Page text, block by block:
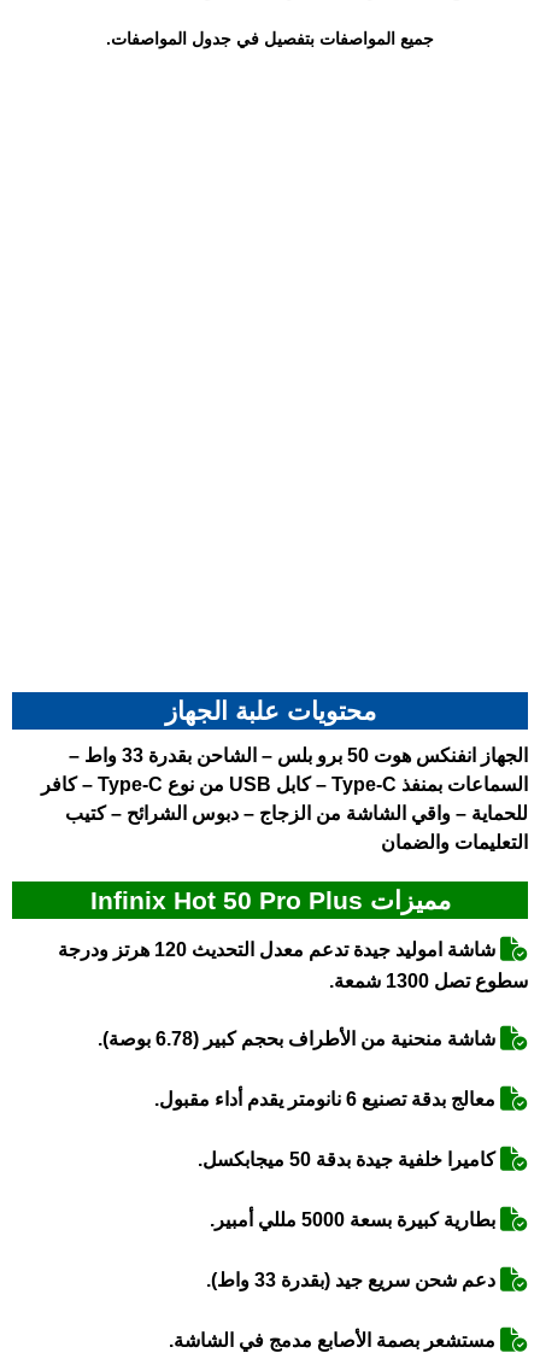
جميع المواصفات بتفصيل في جدول المواصفات.
محتويات علبة الجهاز
الجهاز انفنكس هوت 50 برو بلس – الشاحن بقدرة 33 واط –
السماعات بمنفذ Type-C – كابل USB من نوع Type-C – كافر
للحماية – واقي الشاشة من الزجاج – دبوس الشرائح – كتيب
التعليمات والضمان
مميزات Infinix Hot 50 Pro Plus
شاشة اموليد جيدة تدعم معدل التحديث 120 هرتز ودرجة
سطوع تصل 1300 شمعة.
شاشة منحنية من الأطراف بحجم كبير (6.78 بوصة).
معالج بدقة تصنيع 6 نانومتر يقدم أداء مقبول.
كاميرا خلفية جيدة بدقة 50 ميجابكسل.
بطارية كبيرة بسعة 5000 مللي أمبير.
دعم شحن سريع جيد (بقدرة 33 واط).
مستشعر بصمة الأصابع مدمج في الشاشة.